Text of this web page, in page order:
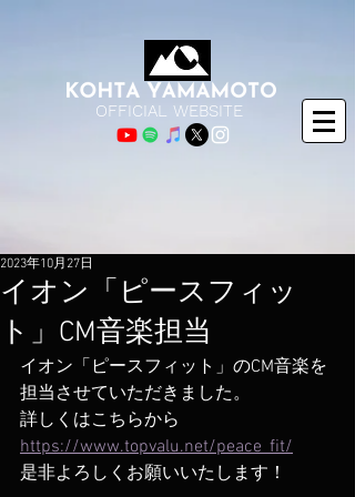
OFFICIAL WEBSITE
イオン「ピースフィッ
ト」CM音楽担当
2023年10月27日
イオン「ピースフィット」のCM音楽を
担当させていただきました。
詳しくはこちらから
https://www.topvalu.net/peace_fit/
​是非よろしくお願いいたします！